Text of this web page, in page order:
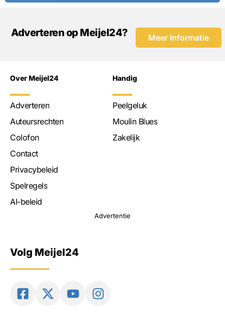
Adverteren op Meijel24? Meer informatie
Over Meijel24
Adverteren
Auteursrechten
Colofon
Contact
Privacybeleid
Spelregels
AI-beleid
Handig
Peelgeluk
Moulin Blues
Zakelijk
Advertentie
Volg Meijel24